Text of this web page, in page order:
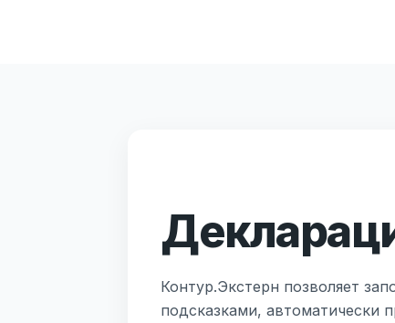
Контур.Экстерн позволяет
подсказками,